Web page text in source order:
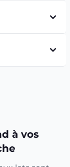
à vos